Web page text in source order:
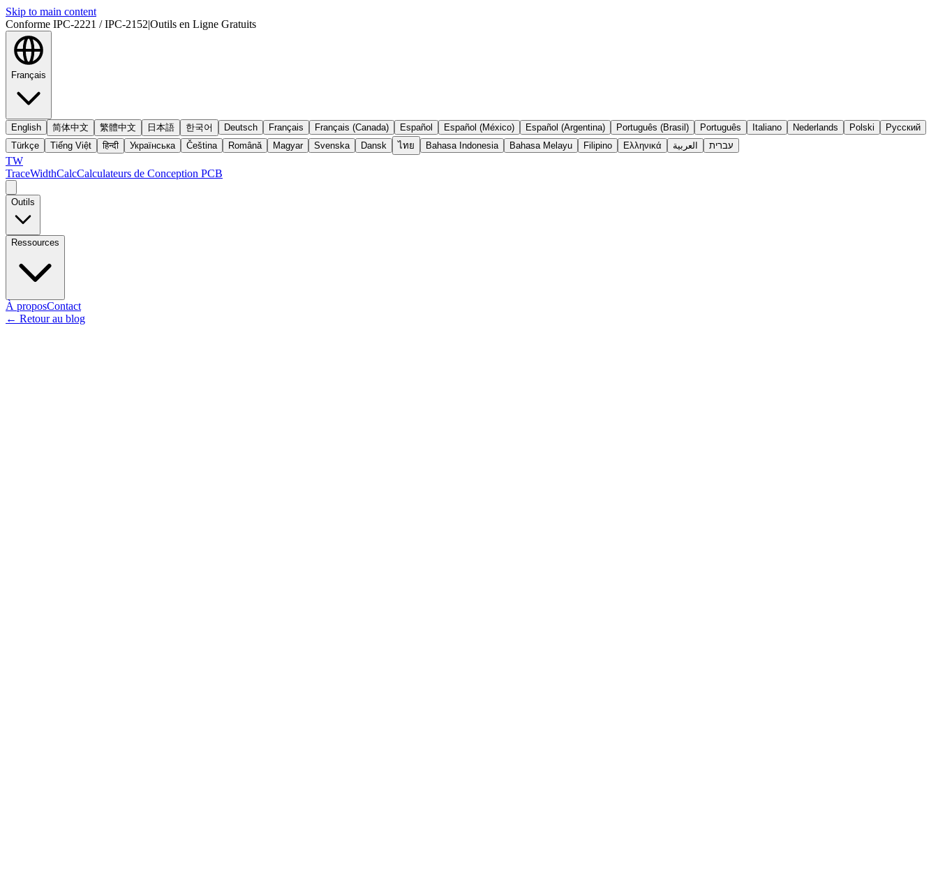
Skip to main content
Conforme IPC-2221 / IPC-2152|Outils en Ligne Gratuits
Français
English 简体中文 繁體中文 日本語 한국어 Deutsch Français Français (Canada) Español Español (México) Español (Argentina) Português (Brasil) Português Italiano Nederlands Polski
Русский
Türkçe
Tiếng Việt हिन्दी Українська Čeština Română Magyar Svenska Dansk ไทย Bahasa Indonesia Bahasa Melayu Filipino Ελληνικά العربية עברית
TW
TraceWidthCalcCalculateurs de Conception PCB
Outils
Ressources
À proposContact
← Retour au blog